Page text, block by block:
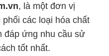
, là một đơn vị
các loại hóa chất
đáp ứng nhu cầu sử
tốt nhất.